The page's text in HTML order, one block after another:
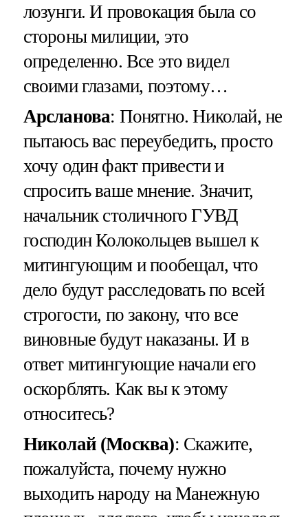
лозунги. И провокация была со
стороны милиции, это
определенно. Все это видел
своими глазами, поэтому…
Арсланова: Понятно. Николай, не
пытаюсь вас переубедить, просто
хочу один факт привести и
спросить ваше мнение. Значит,
начальник столичного ГУВД
господин Колокольцев вышел к
митингующим и пообещал, что
дело будут расследовать по всей
строгости, по закону, что все
виновные будут наказаны. И в
ответ митингующие начали его
оскорблять. Как вы к этому
относитесь?
Николай (Москва): Скажите,
пожалуйста, почему нужно
выходить народу на Манежную